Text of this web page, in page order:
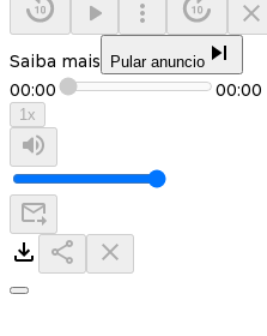
Saiba mais Pular anuncio
00:00 00:00
1x